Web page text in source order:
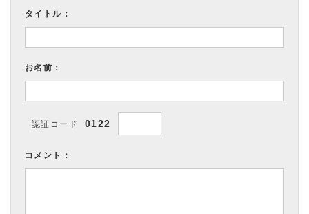
タイトル：
お名前：
認証コード 0122
コメント：